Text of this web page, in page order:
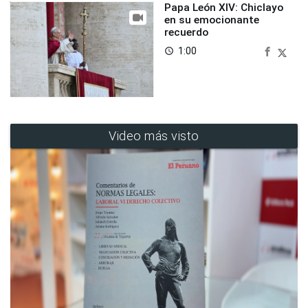
Papa León XIV: Chiclayo
en su emocionante
recuerdo
access_time 1:00
Video más visto